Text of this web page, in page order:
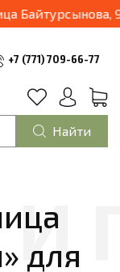
по адресу: г.Алматы,
+7 (771) 709-66-77
Найти
для